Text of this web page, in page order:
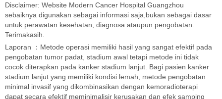
Disclaimer: Website Modern Cancer Hospital Guangzhou
sebaiknya digunakan sebagai informasi saja,bukan sebagai dasar
untuk perawatan kesehatan, diagnosa ataupun pengobatan.
Terimakasih.
Laporan ：Metode operasi memiliki hasil yang sangat efektif pada
pengobatan tumor padat, stadium awal tetapi metode ini tidak
cocok diterapkan pada kanker stadium lanjut. Bagi pasien kanker
stadium lanjut yang memiliki kondisi lemah, metode pengobatan
minimal invasif yang dikombinasikan dengan kemoradioterapi
dapat secara efektif meminimalisir kerusakan dan efek samping